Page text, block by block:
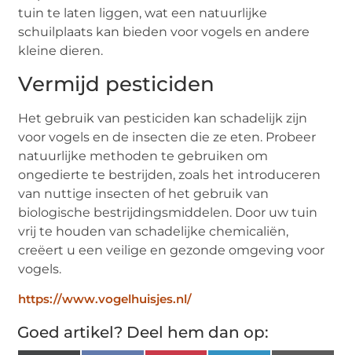
tuin te laten liggen, wat een natuurlijke
schuilplaats kan bieden voor vogels en andere
kleine dieren.
Vermijd pesticiden
Het gebruik van pesticiden kan schadelijk zijn
voor vogels en de insecten die ze eten. Probeer
natuurlijke methoden te gebruiken om
ongedierte te bestrijden, zoals het introduceren
van nuttige insecten of het gebruik van
biologische bestrijdingsmiddelen. Door uw tuin
vrij te houden van schadelijke chemicaliën,
creëert u een veilige en gezonde omgeving voor
vogels.
https://www.vogelhuisjes.nl/
Goed artikel? Deel hem dan op: